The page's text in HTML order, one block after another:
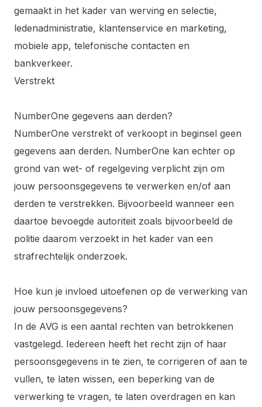
gemaakt in het kader van werving en selectie,
ledenadministratie, klantenservice en marketing,
mobiele app, telefonische contacten en
bankverkeer.
Verstrekt
NumberOne gegevens aan derden?
NumberOne verstrekt of verkoopt in beginsel geen
gegevens aan derden. NumberOne kan echter op
grond van wet- of regelgeving verplicht zijn om
jouw persoonsgegevens te verwerken en/of aan
derden te verstrekken. Bijvoorbeeld wanneer een
daartoe bevoegde autoriteit zoals bijvoorbeeld de
politie daarom verzoekt in het kader van een
strafrechtelijk onderzoek.
Hoe kun je invloed uitoefenen op de verwerking van
jouw persoonsgegevens?
In de AVG is een aantal rechten van betrokkenen
vastgelegd. Iedereen heeft het recht zijn of haar
persoonsgegevens in te zien, te corrigeren of aan te
vullen, te laten wissen, een beperking van de
verwerking te vragen, te laten overdragen en kan